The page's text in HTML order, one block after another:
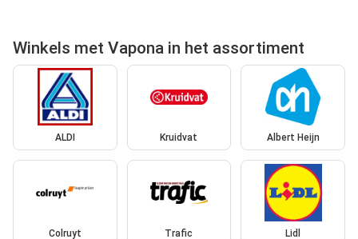
Winkels met Vapona in het assortiment
ALDI Kruidvat Albert Heijn
Colruyt Trafic Lidl